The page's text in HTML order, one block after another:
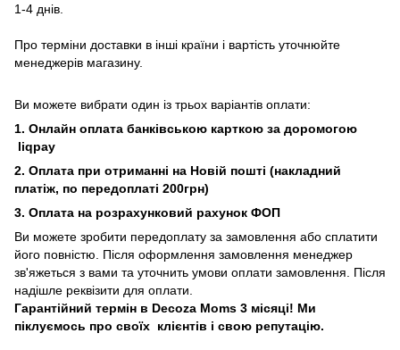
1-4 днів.
Про терміни доставки в інші країни і вартість уточнюйте
менеджерів магазину.
Ви можете вибрати один із трьох варіантів оплати:
1. Онлайн оплата банківською карткою за доромогою
liqpay
2. Оплата при отриманні на Новій пошті (накладний
платіж, по передоплаті 200грн)
3. Оплата на розрахунковий рахунок ФОП
Ви можете зробити передоплату за замовлення або сплатити
його повністю. Після оформлення замовлення менеджер
зв'яжеться з вами та уточнить умови оплати замовлення. Після
надішле реквізити для оплати.
Гарантійний термін в Decoza Moms 3 місяці! Ми
піклуємось про своїх клієнтів і свою репутацію.